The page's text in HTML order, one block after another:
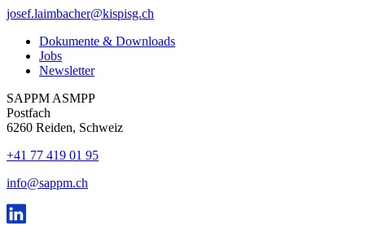
josef.laimbacher@kispisg.ch
Dokumente & Downloads
Jobs
Newsletter
SAPPM ASMPP
Postfach
6260 Reiden, Schweiz
+41 77 419 01 95
info@sappm.ch